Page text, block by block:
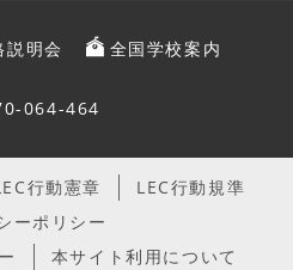
説明会 全国学校案内
064-464
行動憲章
LEC行動規準
ーポリシー
本サイト利用について